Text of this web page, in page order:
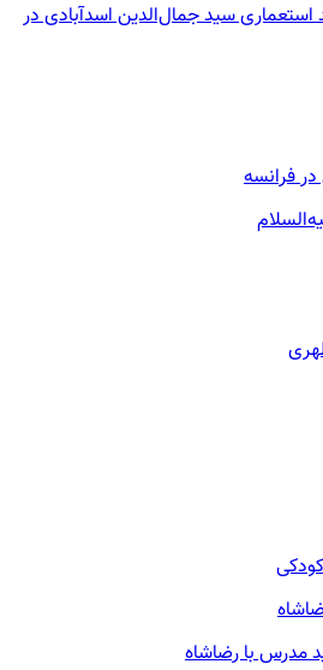
سید جمال‌الدین اسدآبادی در
فرانسه
مدرس با رضاشاه